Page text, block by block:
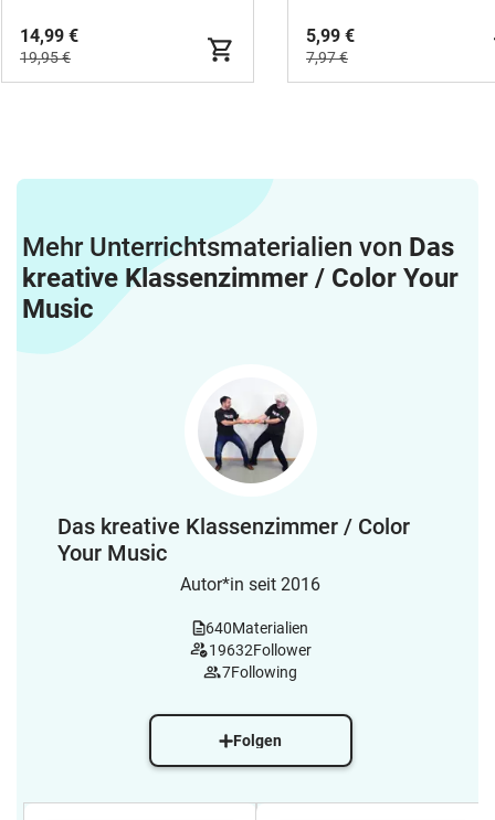
14,99 €
19,95 €
5,99 €
7,97 €
Mehr Unterrichtsmaterialien von Das
kreative Klassenzimmer / Color Your
Music
Das kreative Klassenzimmer / Color
Your Music
Autor*in seit 2016
640Materialien
19632Follower
7Following
Folgen